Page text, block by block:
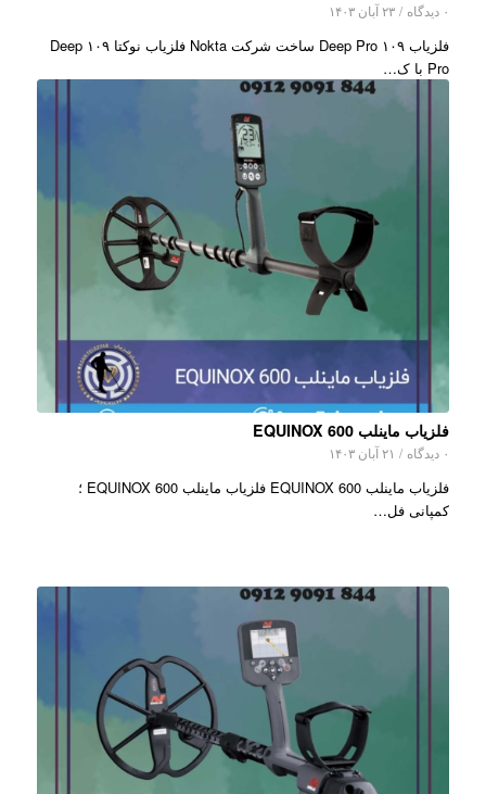
۰ دیدگاه / ۲۳ آبان ۱۴۰۳
فلزیاب ۱۰۹ Deep Pro ساخت شرکت Nokta فلزیاب نوکتا ۱۰۹ Deep
Pro با ک…
فلزیاب ماینلب EQUINOX 600
۰ دیدگاه / ۲۱ آبان ۱۴۰۳
فلزیاب ماینلب EQUINOX 600 فلزیاب ماینلب EQUINOX 600 ؛
کمپانی فل…